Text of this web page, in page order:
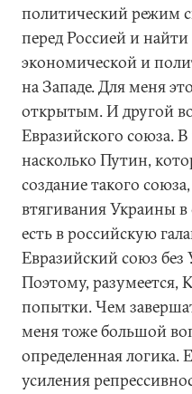
политический режим
перед Россией и
экономической и
на Западе. Для меня
открытым. И другой
Евразийского союза. В
насколько Путин,
создание такого
втягивания Украины в
есть в российскую
Евразийский союз
Поэтому, разумеется,
попытки. Чем
меня тоже большой
определенная
усиления